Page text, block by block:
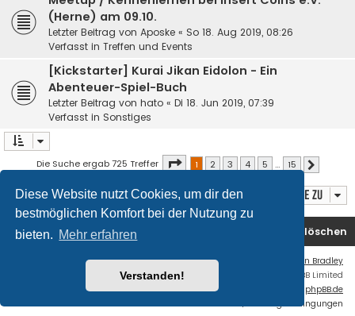
Diese Website nutzt Cookies, um dir den
bestmöglichen Komfort bei der Nutzung zu
bieten. Mehr erfahren
Verstanden!
(Herne) am 09.10.
Letzter Beitrag von Aposke « So 18. Aug 2019, 08:26
Verfasst in Treffen und Events
[Kickstarter] Kurai Jikan Eidolon - Ein
Abenteuer-Spiel-Buch
Letzter Beitrag von hato « Di 18. Jun 2019, 07:39
Verfasst in Sonstiges
Die Suche ergab 725 Treffer Seite von15
1 2 3 4 5 … 15
Gehe zu
Foren-Übersicht Alle Cookies löschen
Ian Bradley
Powered byphpBB
® Forum Software © phpBB Limited
Deutsche Übersetzung durch phpBB.de
Datenschutz|Nutzungsbedingungen